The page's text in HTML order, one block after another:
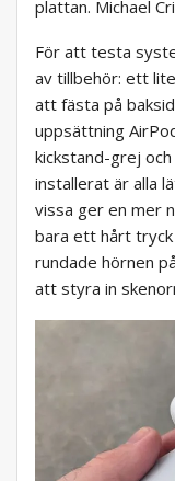
plattan. Michael
För att testa
av tillbehör: ett
att fästa på
uppsättning
kickstand-grej
installerat är alla
vissa ger en mer
bara ett hårt
rundade hörnen
att styra in